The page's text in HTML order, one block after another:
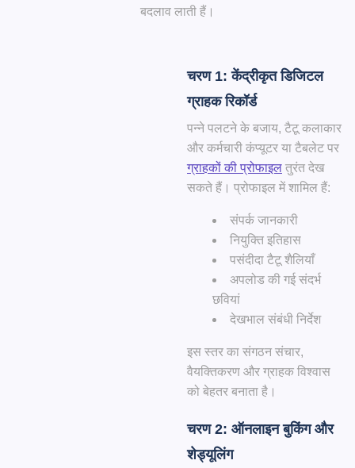
बदलाव लाती हैं।
चरण 1: केंद्रीकृत डिजिटल
ग्राहक रिकॉर्ड
पन्ने पलटने के बजाय, टैटू कलाकार
और कर्मचारी कंप्यूटर या टैबलेट पर
ग्राहकों की प्रोफाइल तुरंत देख
सकते हैं। प्रोफाइल में शामिल हैं:
संपर्क जानकारी
नियुक्ति इतिहास
पसंदीदा टैटू शैलियाँ
अपलोड की गई संदर्भ
छवियां
देखभाल संबंधी निर्देश
इस स्तर का संगठन संचार,
वैयक्तिकरण और ग्राहक विश्वास
को बेहतर बनाता है।
चरण 2: ऑनलाइन बुकिंग और
शेड्यूलिंग